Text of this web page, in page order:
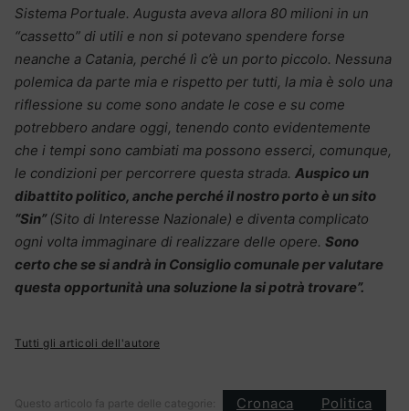
Sistema Portuale. Augusta aveva allora 80 milioni in un
“cassetto” di utili e non si potevano spendere forse
neanche a Catania, perché lì c’è un porto piccolo. Nessuna
polemica da parte mia e rispetto per tutti, la mia è solo una
riflessione su come sono andate le cose e su come
potrebbero andare oggi, tenendo conto evidentemente
che i tempi sono cambiati ma possono esserci, comunque,
le condizioni per percorrere questa strada. Auspico un
dibattito politico, anche perché il nostro porto è un sito
“Sin” (Sito di Interesse Nazionale) e diventa complicato
ogni volta immaginare di realizzare delle opere. Sono
certo che se si andrà in Consiglio comunale per valutare
questa opportunità una soluzione la si potrà trovare”.
Tutti gli articoli dell'autore
Questo articolo fa parte delle categorie: Cronaca Politica